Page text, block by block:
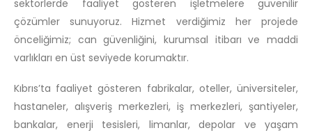
sektörlerde faaliyet gösteren işletmelere güvenilir
çözümler sunuyoruz. Hizmet verdiğimiz her projede
önceliğimiz; can güvenliğini, kurumsal itibarı ve maddi
varlıkları en üst seviyede korumaktır.
Kıbrıs’ta faaliyet gösteren fabrikalar, oteller, üniversiteler,
hastaneler, alışveriş merkezleri, iş merkezleri, şantiyeler,
bankalar, enerji tesisleri, limanlar, depolar ve yaşam